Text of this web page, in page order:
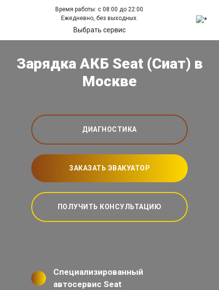
Время работы: с 08:00 до 22:00
Ежедневно, без выходных.
Выбрать сервис
Зарядка АКБ Seat (Сиат) в
Москве
ДИАГНОСТИКА
ЗАКАЗАТЬ ЭВАКУАТОР
ПОЛУЧИТЬ КОНСУЛЬТАЦИЮ
Специализированный
автосервис Seat